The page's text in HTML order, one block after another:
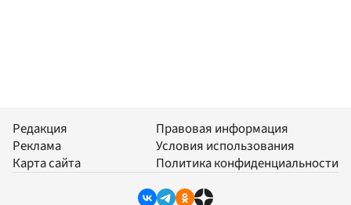
Редакция
Реклама
Карта сайта
Правовая информация
Условия использования
Политика конфиденциальности